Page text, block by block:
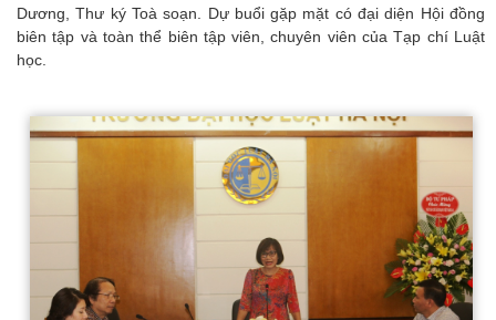
Dương, Thư ký Toà soạn. Dự buổi gặp mặt có đại diện Hội đồng
biên tập và toàn thể biên tập viên, chuyên viên của Tạp chí Luật
học.